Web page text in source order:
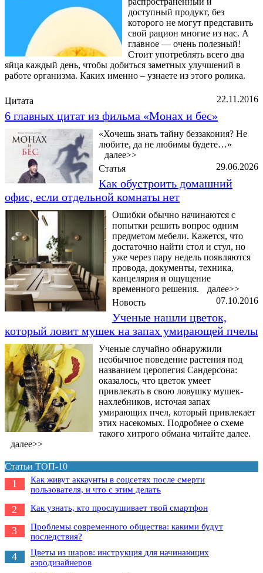
доступный продукт, без
которого не могут представить
свой рацион многие из нас. А
главное — очень полезный!
Стоит употреблять всего два
яйца каждый день, чтобы добиться заметных улучшений в
работе организма. Каких именно – узнаете из этого ролика.
22.11.2016
Цитата
6 главных цитат из фильма «Монах и бес»
«Хочешь знать тайну беззакония? Не
любите, да не любимы будете…»
далее>>
29.06.2026
Статья
Как обустроить домашний
офис, если отдельной комнаты нет
Ошибки обычно начинаются с
попытки решить вопрос одним
предметом мебели. Кажется, что
достаточно найти стол и стул, но
уже через пару недель появляются
провода, документы, техника,
канцелярия и ощущение
временного решения.
далее>>
07.10.2016
Новость
Ученые нашли цветок,
который ловит мушек на запах умирающей пчелы
Ученые случайно обнаружили
необычное поведение растения под
названием церопегия Сандерсона:
оказалось, что цветок умеет
привлекать в свою ловушку мушек-
нахлебников, источая запах
умирающих пчел, который привлекает
этих насекомых. Подробнее о схеме
такого хитрого обмана читайте далее.
далее>>
Статьи ТОП-10
1
Как живут аккаунты в соцсетях после смерти
пользователя, и что с этим делать
2 Как узнать, кто прослушивает твой смартфон
3
Проблемы современного общества: какими будут
последствия?
4
Цветы из шаров: инструкция для начинающих
аэродизайнеров